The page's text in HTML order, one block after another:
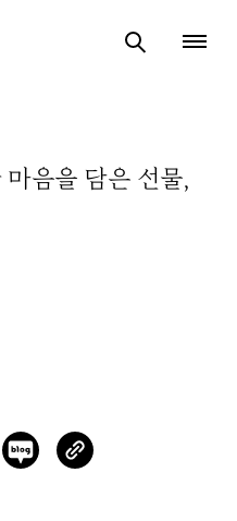
음을 담은 선물,